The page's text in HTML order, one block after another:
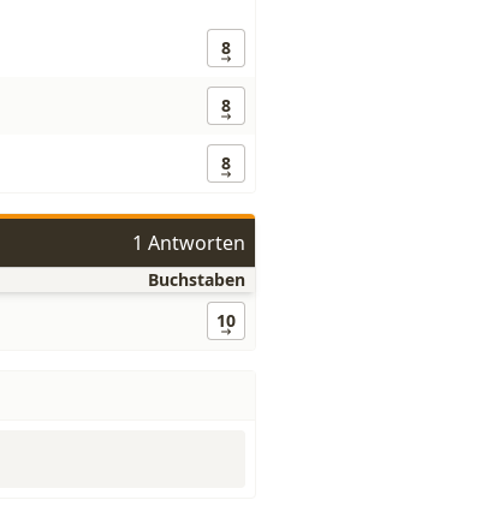
8
8
8
1 Antworten
Buchstaben
10